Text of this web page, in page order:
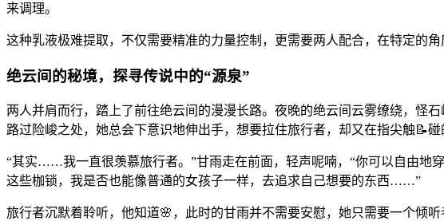
来调理。
这种乳液极难提取，不仅需要精准的力量控制，更需要两人配合，在特定的角
绝云间的秘境，探寻传说中的“源泉”
两人并肩而行，踏上了前往绝云间的漫漫长路。夜晚的绝云间云雾缭绕，怪
路过险峻之处，她总会下意识地伸出手，想要拉住旅行者，却又在指尖触📝
“其实……我一直很羡慕旅行者。”甘雨走在前面，轻声呢喃，“你可以自由地
这些枷锁，我是否也能像普通的女孩子一样，去追求自己想要的东西……”
旅行者沉默着聆听，他知道🌸，此时的甘雨并不需要安慰，她只需要一个倾